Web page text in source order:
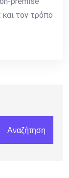
τον τρόπο
Αναζήτηση